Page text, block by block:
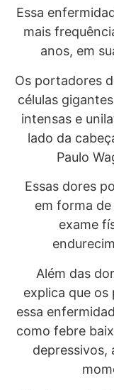
Essa
mais
anos, em
Os portadores
células
intensas e
lado da
Paulo
Essas dores
em forma
exame
Além das
explica que
essa
como febre
depressivos,